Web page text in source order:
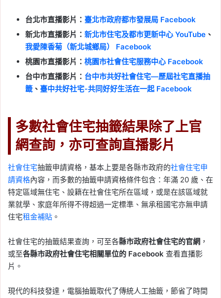
台北市直播影片： 臺北市政府都市發展局 Facebook
新北市直播影片： 新北市住宅及都市更新中心 YouTube 、
我愛陳香菊（新北城鄉局） Facebook
桃園市直播影片： 桃園市社會住宅服務中心 Facebook
台中市直播影片： 台中市共好社會住宅—歷屆社宅直播抽
籤 、 臺中共好社宅-共同好好生活在一起 Facebook
多數社會住宅抽籤結果除了上官
網查詢，亦可查詢直播影片
社會住宅抽籤申請資格，基本上要是各縣市政府的社會住宅申
請資格內容，而多數的抽籤申請資格條件包含：年滿 20 歲、在
特定區域無住宅、設籍在社會住宅所在區域，或是在該區域就
業就學、家庭年所得不得超過一定標準、無承租國宅亦無申請
住宅租金補貼 。
社會住宅的抽籤結果查詢，可至各縣市政府社會住宅的官網 ，
或至各縣市政府社會住宅相關單位的 Facebook 查看直播影
片。
現代的科技發達，電腦抽籤取代了傳統人工抽籤，節省了時間